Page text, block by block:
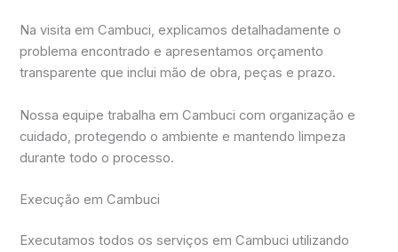
Na visita em Cambuci, explicamos detalhadamente o
problema encontrado e apresentamos orçamento
transparente que inclui mão de obra, peças e prazo.
Nossa equipe trabalha em Cambuci com organização e
cuidado, protegendo o ambiente e mantendo limpeza
durante todo o processo.
Execução em Cambuci
Executamos todos os serviços em Cambuci utilizando